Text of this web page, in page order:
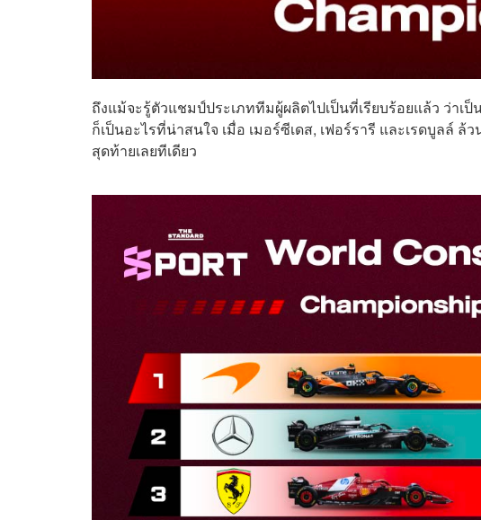
ถึงแม้จะรู้ตัวแชมป์ประเภททีมผู้ผลิตไปเป็นที่เรียบร้อยแล้ว ว่า
ก็เป็นอะไรที่น่าสนใจ เมื่อ เมอร์ซีเดส, เฟอร์รารี และเรดบูลล์
สุดท้ายเลยทีเดียว